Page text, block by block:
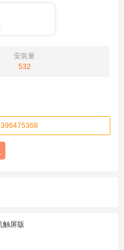
安装量
532
396475368